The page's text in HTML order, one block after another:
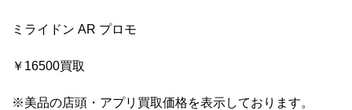
ミライドン AR プロモ
￥16500買取
※美品の店頭・アプリ買取価格を表示しております。